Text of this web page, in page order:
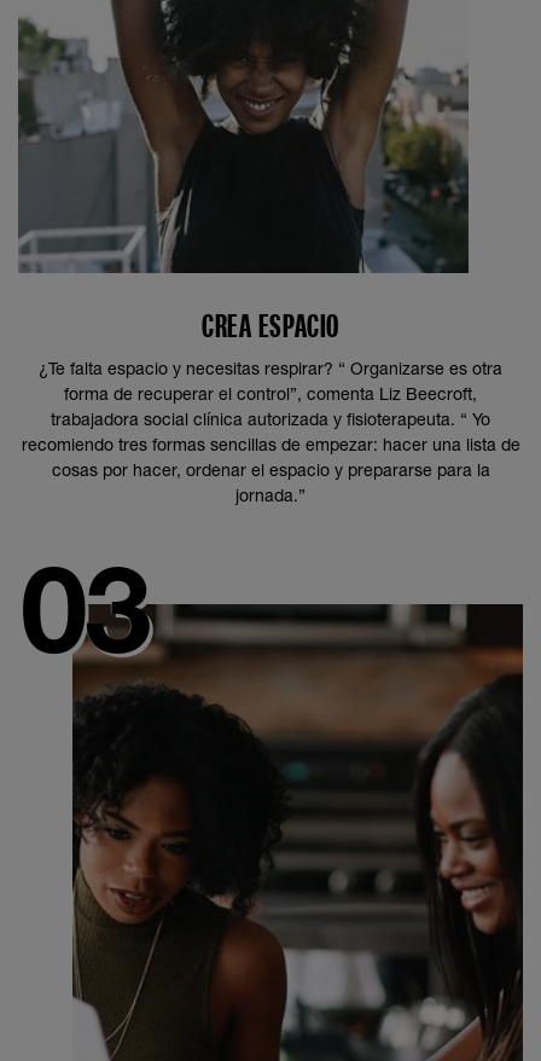
CREA ESPACIO
¿Te falta espacio y necesitas respirar? “ Organizarse es otra
forma de recuperar el control”, comenta Liz Beecroft,
trabajadora social clínica autorizada y fisioterapeuta. “ Yo
recomiendo tres formas sencillas de empezar: hacer una lista de
cosas por hacer, ordenar el espacio y prepararse para la
jornada.”